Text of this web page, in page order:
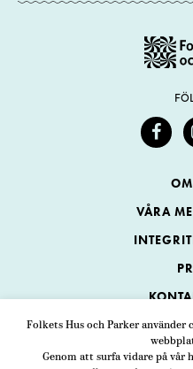
Folkets Hus och Parker
Genom att surfa vidare på vår
VÅRA
Folkets